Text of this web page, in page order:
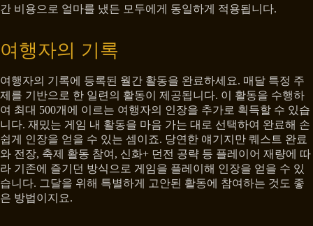
간 비용으로 얼마를 냈든 모두에게 동일하게 적용됩니다.
여행자의 기록
여행자의 기록에 등록된 월간 활동을 완료하세요. 매달 특정 주
제를 기반으로 한 일련의 활동이 제공됩니다. 이 활동을 수행하
여 최대 500개에 이르는 여행자의 인장을 추가로 획득할 수 있습
니다. 재밌는 게임 내 활동을 마음 가는 대로 선택하여 완료해 손
쉽게 인장을 얻을 수 있는 셈이죠. 당연한 얘기지만 퀘스트 완료
와 전장, 축제 활동 참여, 신화+ 던전 공략 등 플레이어 재량에 따
라 기존에 즐기던 방식으로 게임을 플레이해 인장을 얻을 수 있
습니다. 그달을 위해 특별하게 고안된 활동에 참여하는 것도 좋
은 방법이지요.